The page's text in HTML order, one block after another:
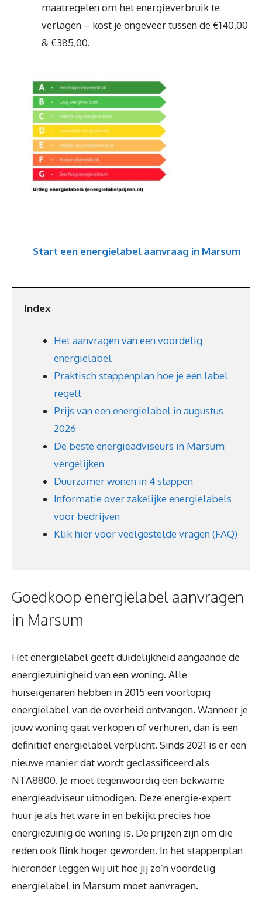
maatregelen om het energieverbruik te
verlagen – kost je ongeveer tussen de €140,00
& €385,00.
Start een energielabel aanvraag in Marsum
Index
Het aanvragen van een voordelig
energielabel
Praktisch stappenplan hoe je een label
regelt
Prijs van een energielabel in augustus
2026
De beste energieadviseurs in Marsum
vergelijken
Duurzamer wonen in 4 stappen
Informatie over zakelijke energielabels
voor bedrijven
Klik hier voor veelgestelde vragen (FAQ)
Goedkoop energielabel aanvragen
in Marsum
Het energielabel geeft duidelijkheid aangaande de
energiezuinigheid van een woning. Alle
huiseigenaren hebben in 2015 een voorlopig
energielabel van de overheid ontvangen. Wanneer je
jouw woning gaat verkopen of verhuren, dan is een
definitief energielabel verplicht. Sinds 2021 is er een
nieuwe manier dat wordt geclassificeerd als
NTA8800. Je moet tegenwoordig een bekwame
energieadviseur uitnodigen. Deze energie-expert
huur je als het ware in en bekijkt precies hoe
energiezuinig de woning is. De prijzen zijn om die
reden ook flink hoger geworden. In het stappenplan
hieronder leggen wij uit hoe jij zo’n voordelig
energielabel in Marsum moet aanvragen.